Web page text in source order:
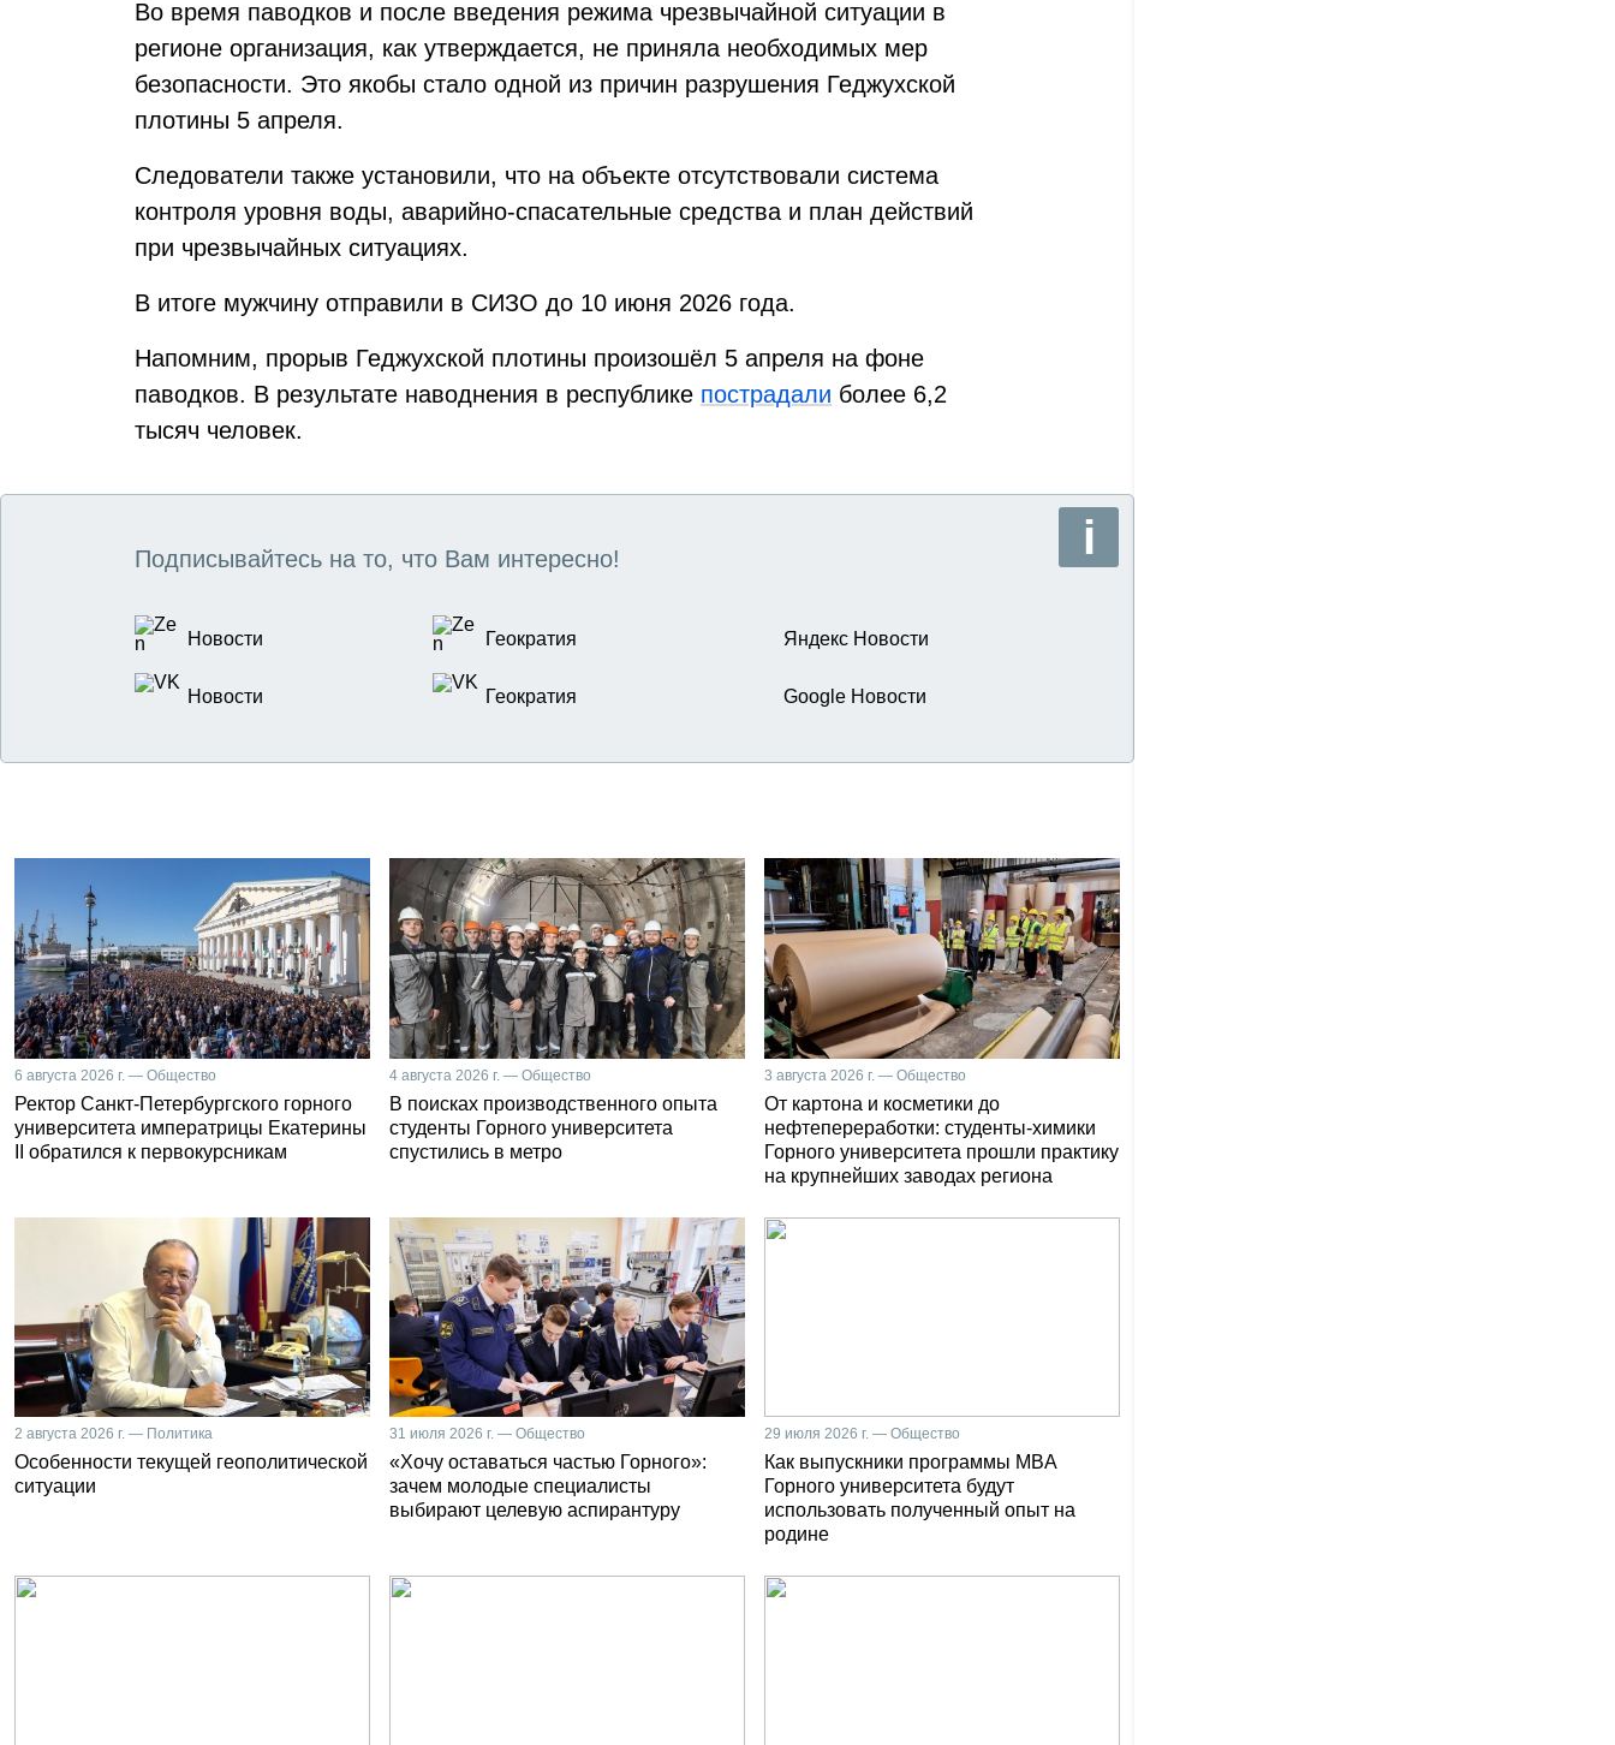
Во время паводков и после введения режима чрезвычайной ситуации в
регионе организация, как утверждается, не приняла необходимых мер
безопасности. Это якобы стало одной из причин разрушения Геджухской
плотины 5 апреля.
Следователи также установили, что на объекте отсутствовали система
контроля уровня воды, аварийно-спасательные средства и план действий
при чрезвычайных ситуациях.
В итоге мужчину отправили в СИЗО до 10 июня 2026 года.
Напомним, прорыв Геджухской плотины произошёл 5 апреля на фоне
паводков. В результате наводнения в республике пострадали более 6,2
тысяч человек.
Подписывайтесь на то, что Вам интересно!
Новости Геократия Яндекс Новости
Новости Геократия Google Новости
6 августа 2026 г. — Общество
Ректор Санкт-Петербургского горного
университета императрицы Екатерины
II обратился к первокурсникам
4 августа 2026 г. — Общество
В поисках производственного опыта
студенты Горного университета
спустились в метро
3 августа 2026 г. — Общество
От картона и косметики до
нефтепереработки: студенты-химики
Горного университета прошли практику
на крупнейших заводах региона
2 августа 2026 г. — Политика
Особенности текущей геополитической
ситуации
31 июля 2026 г. — Общество
«Хочу оставаться частью Горного»:
зачем молодые специалисты
выбирают целевую аспирантуру
29 июля 2026 г. — Общество
Как выпускники программы MBA
Горного университета будут
использовать полученный опыт на
родине